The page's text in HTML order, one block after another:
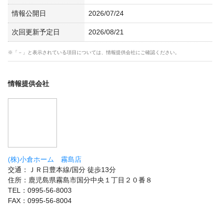
情報公開日 2026/07/24
次回更新予定日 2026/08/21
※「－」と表示されている項目については、情報提供会社にご確認ください。
情報提供会社
(株)小倉ホーム 霧島店
交通：ＪＲ日豊本線/国分 徒歩13分
住所：鹿児島県霧島市国分中央１丁目２０番８
TEL：0995-56-8003
FAX：0995-56-8004